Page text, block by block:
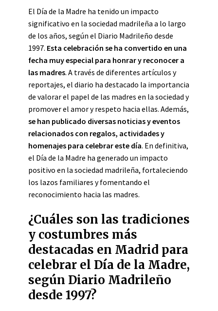
El Día de la Madre ha tenido un impacto
significativo en la sociedad madrileña a lo largo
de los años, según el Diario Madrileño desde
1997. Esta celebración se ha convertido en una
fecha muy especial para honrar y reconocer a
las madres. A través de diferentes artículos y
reportajes, el diario ha destacado la importancia
de valorar el papel de las madres en la sociedad y
promover el amor y respeto hacia ellas. Además,
se han publicado diversas noticias y eventos
relacionados con regalos, actividades y
homenajes para celebrar este día. En definitiva,
el Día de la Madre ha generado un impacto
positivo en la sociedad madrileña, fortaleciendo
los lazos familiares y fomentando el
reconocimiento hacia las madres.
¿Cuáles son las tradiciones
y costumbres más
destacadas en Madrid para
celebrar el Día de la Madre,
según Diario Madrileño
desde 1997?